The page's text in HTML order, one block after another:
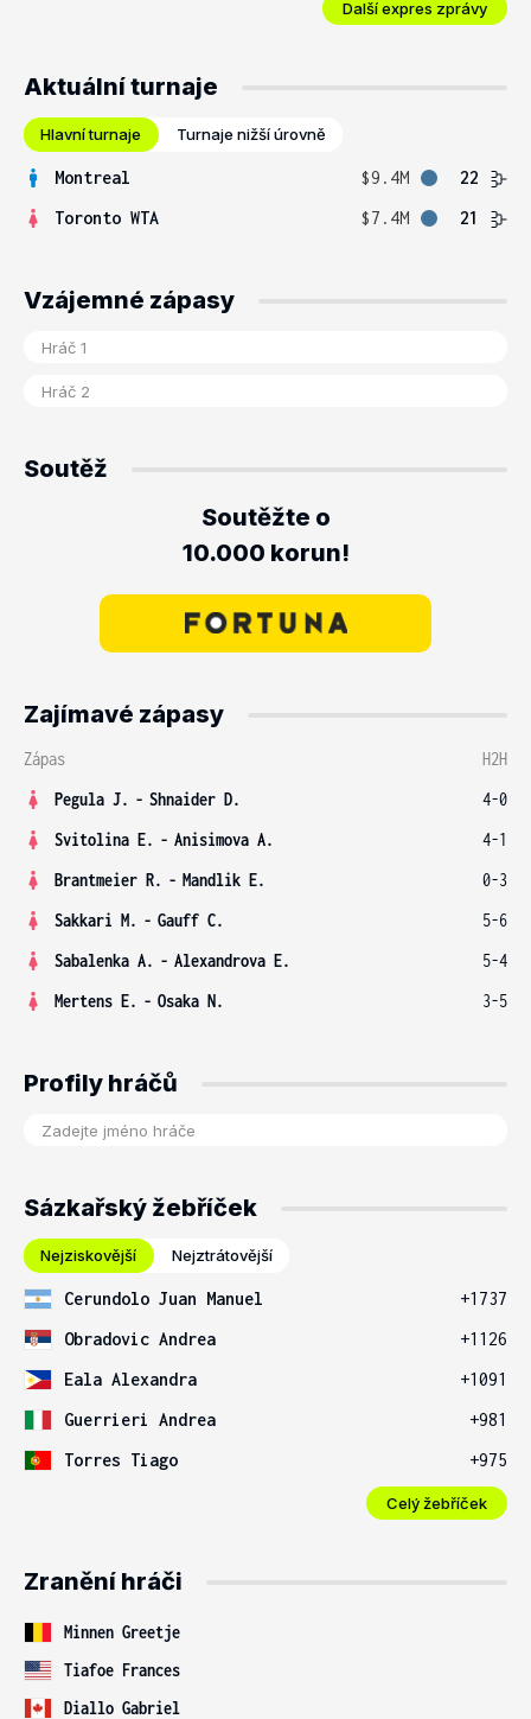
Další expres zprávy
Aktuální turnaje
Hlavní turnaje Turnaje nižší úrovně
Montreal $9.4M
22
Toronto WTA
$7.4M 21
Vzájemné zápasy
Soutěž
Soutěžte o
10.000 korun!
Zajímavé zápasy
Zápas
H2H
Pegula J. - Shnaider D.
4-0
Svitolina E. - Anisimova A.
4-1
Brantmeier R. - Mandlik E.
0-3
Sakkari M. - Gauff C.
5-6
Sabalenka A. - Alexandrova E.
5-4
Mertens E. - Osaka N. 3-5
Profily hráčů
Sázkařský žebříček
Nejziskovější Nejztrátovější
Cerundolo Juan Manuel
+1737
Obradovic Andrea
+1126
Eala Alexandra
+1091
Guerrieri Andrea
+981
Torres Tiago
+975
Celý žebříček
Zranění hráči
Minnen Greetje
Tiafoe Frances
Diallo Gabriel